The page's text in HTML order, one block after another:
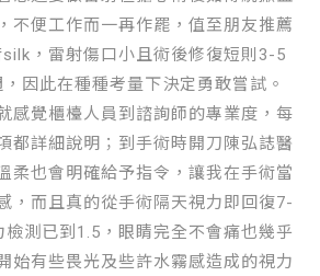
不便工作而一再作罷，值至朋友推薦
，雷射傷口小且術後修復短則3-5
因此在種種考量下決定勇敢嘗試。
感覺櫃檯人員到諮詢師的專業度，每
都詳細說明；到手術時開刀陳弘誌醫
柔也會明確給予指令，讓我在手術當
，而且真的從手術隔天視力即回復7-
測已到1.5，眼睛完全不會痛也幾乎
始有些畏光及些許水霧感造成的視力